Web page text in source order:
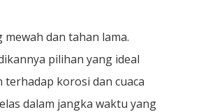
dan tahan lama.
pilihan yang ideal
korosi dan cuaca
dalam jangka waktu yang